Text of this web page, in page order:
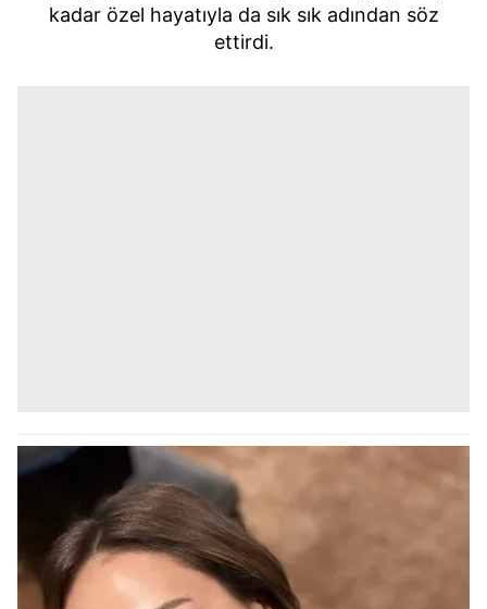
kadar özel hayatıyla da sık sık adından söz
ettirdi.